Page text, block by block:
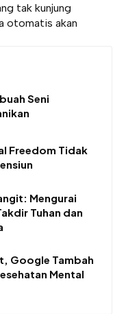
tak kunjung
otomatis akan
Seni
Freedom Tidak
Mengurai
Tuhan dan
Google Tambah
Mental